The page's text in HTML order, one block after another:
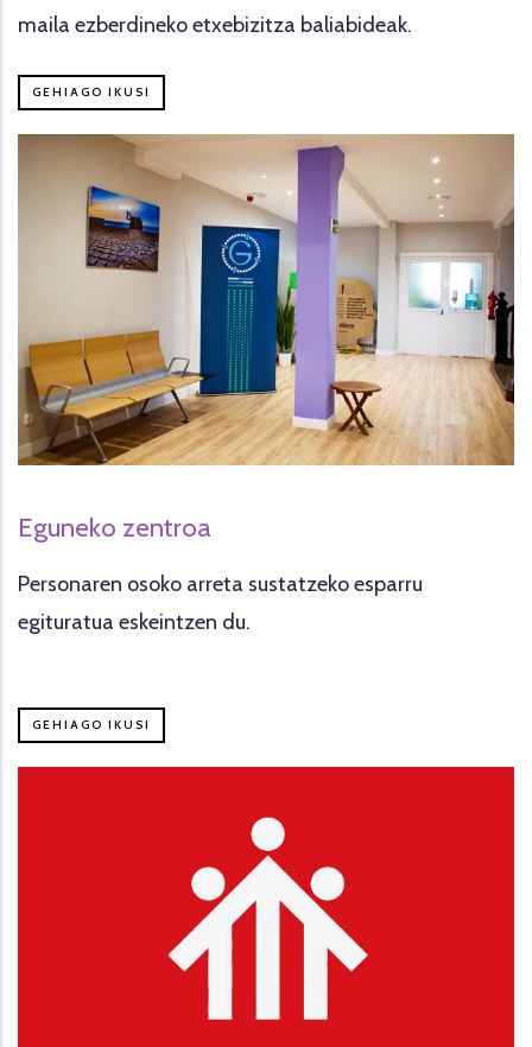
maila ezberdineko etxebizitza baliabideak.
GEHIAGO IKUSI
Eguneko zentroa
Personaren osoko arreta sustatzeko esparru
egituratua eskeintzen du.
GEHIAGO IKUSI